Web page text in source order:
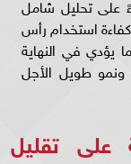
على تحليل شامل
استخدام رأس
يؤدي في النهاية
ونمو طويل الأجل
على تقليل